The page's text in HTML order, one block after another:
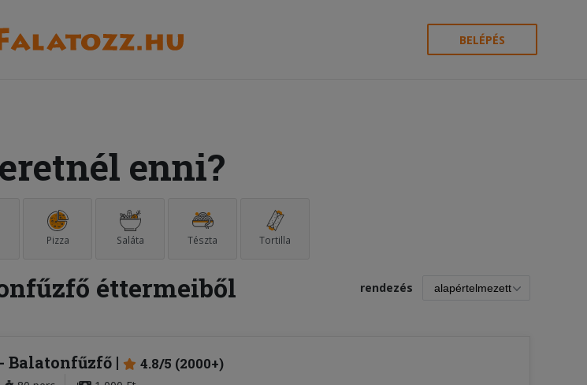
BELÉPÉS
enni?
Pizza Saláta Tészta Tortilla
éttermeiből rendezés
- Balatonfűzfő 4.8/5 (2000+)